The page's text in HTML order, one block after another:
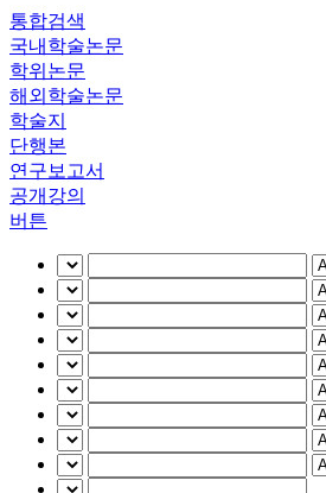
통합검색
국내학술논문
학위논문
해외학술논문
학술지
단행본
연구보고서
공개강의
버튼